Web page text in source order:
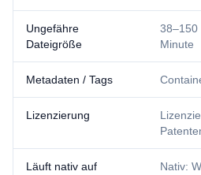
Ungefähre
Dateigröße
38–150
Minute
Metadaten / Tags
Lizenzierung
Läuft nativ auf
Nativ: